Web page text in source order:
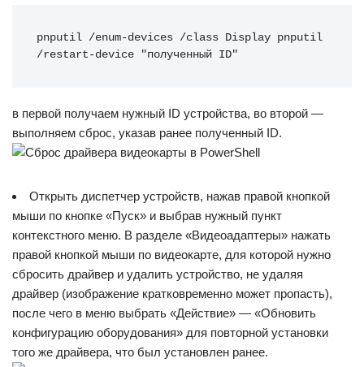
pnputil /enum-devices /class Display pnputil
/restart-device "полученный ID"
в первой получаем нужный ID устройства, во второй —
выполняем сброс, указав ранее полученный ID.
Открыть диспетчер устройств, нажав правой кнопкой
мыши по кнопке «Пуск» и выбрав нужный пункт
контекстного меню. В разделе «Видеоадаптеры» нажать
правой кнопкой мыши по видеокарте, для которой нужно
сбросить драйвер и удалить устройство, не удаляя
драйвер (изображение кратковременно может пропасть),
после чего в меню выбрать «Действие» — «Обновить
конфигурацию оборудования» для повторной установки
того же драйвера, что был установлен ранее.